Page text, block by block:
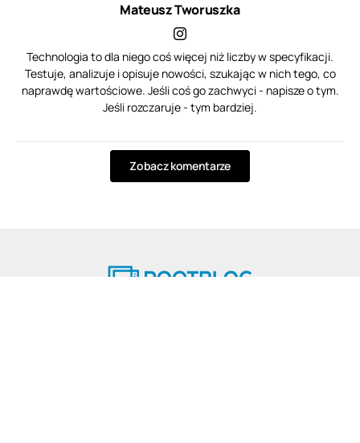
Mateusz Tworuszka
Technologia to dla niego coś więcej niż liczby w specyfikacji.
Testuje, analizuje i opisuje nowości, szukając w nich tego, co
naprawdę wartościowe. Jeśli coś go zachwyci - napisze o tym.
Jeśli rozczaruje - tym bardziej.
Zobacz komentarze